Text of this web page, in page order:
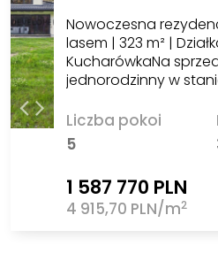
Nowoczesna
lasem | 323 m² |
KucharówkaNa
jednorodzinny w
Liczba pokoi
5
1 587 770 PLN
4 915,70 PLN/m2